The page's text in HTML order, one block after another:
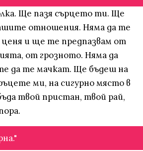
Ще пазя сърцето ти. Ще
отношения. Няма да те
и ще те предпазвам от
от грозното. Няма да
да те мачкат. Ще бъдеш на
ми, на сигурно място в
твой пристан, твой рай,